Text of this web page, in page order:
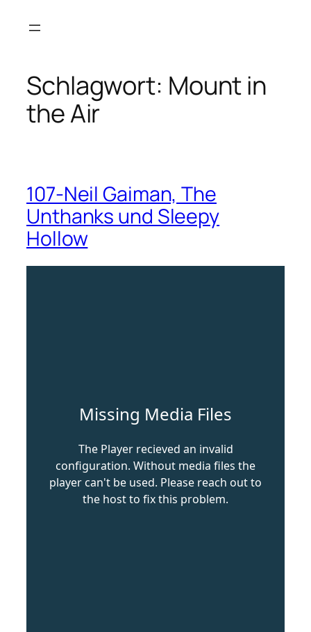
Inhalt
Schlagwort: Mount in
the Air
107-Neil Gaiman, The
Unthanks und Sleepy
Hollow